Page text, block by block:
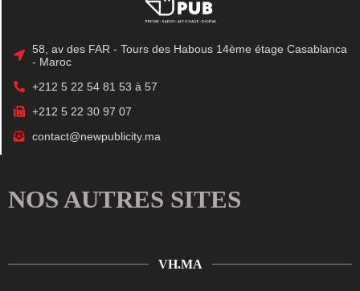
58, av des FAR - Tours des Habous 14ème étage Casablanca
- Maroc
+212 5 22 54 81 53 à 57
+212 5 22 30 97 07
contact@newpublicity.ma
NOS AUTRES SITES
VH.MA